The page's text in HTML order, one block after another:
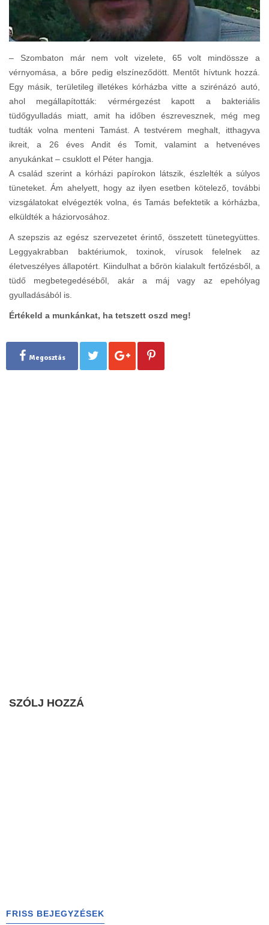
– Szombaton már nem volt vizelete, 65 volt mindössze a
vérnyomása, a bőre pedig elszíneződött. Mentőt hívtunk hozzá.
Egy másik, területileg illetékes kórházba vitte a szirénázó autó,
ahol megállapították: vérmérgezést kapott a bakteriális
tüdőgyulladás miatt, amit ha időben észrevesznek, még meg
tudták volna menteni Tamást. A testvérem meghalt, itthagyva
ikreit, a 26 éves Andit és Tomit, valamint a hetvenéves
anyukánkat – csuklott el Péter hangja.
A család szerint a kórházi papírokon látszik, észlelték a súlyos
tüneteket. Ám ahelyett, hogy az ilyen esetben kötelező, további
vizsgálatokat elvégezték volna, és Tamás befektetik a kórházba,
elküldték a háziorvosához.
A szepszis az egész szervezetet érintő, összetett tünetegyüttes.
Leggyakrabban baktériumok, toxinok, vírusok felelnek az
életveszélyes állapotért. Kiindulhat a bőrön kialakult fertőzésből, a
tüdő megbetegedéséből, akár a máj vagy az epehólyag
gyulladásából is.
Értékeld a munkánkat, ha tetszett oszd meg!
Megosztás
SZÓLJ HOZZÁ
FRISS BEJEGYZÉSEK